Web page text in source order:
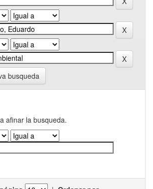
busqueda
afinar la busqueda.